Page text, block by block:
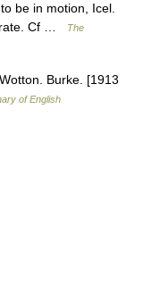
be in motion, Icel.
Cf …
The
Burke. [1913
of English